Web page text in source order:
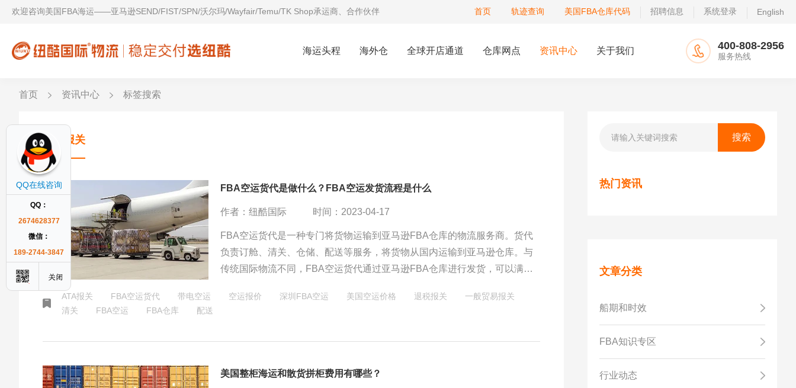
欢迎咨询美国FBA海运——亚马逊SEND/FIST/SPN/沃尔玛/Wayfair/Temu/TK Shop承运商、合作伙伴 首页 轨迹查询 美国FBA仓库代码 招聘信息 系统登录 English
海运头程 海外仓 全球开店通道 仓库网点 资讯中心 关于我们 400-808-2956
服务热线
首页 资讯中心 标签搜索
退税报关
FBA空运货代是做什么？FBA空运发货流程是什么
作者：纽酷国际 时间：2023-04-17
FBA空运货代是一种专门将货物运输到亚马逊FBA仓库的物流服务商。货代
负责订舱、清关、仓储、配送等服务，将货物从国内运输到亚马逊仓库。与
传统国际物流不同，FBA空运货代通过亚马逊FBA仓库进行发货，可以满足
ATA报关 FBA空运货代 带电空运 空运报价 深圳FBA空运 美国空运价格 退税报关
一般贸易报关
清关
FBA空运 FBA仓库 配送
美国整柜海运和散货拼柜费用有哪些？
热门资讯
文章分类
船期和时效
FBA知识专区
行业动态
QQ在线咨询
QQ：
2674628377
微信：
189-2744-3847